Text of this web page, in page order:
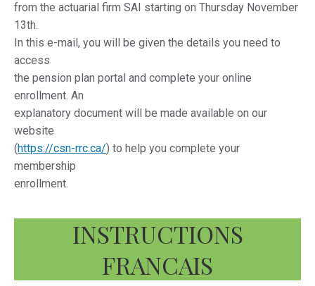
from the actuarial firm SAI starting on Thursday November
13th.
In this e-mail, you will be given the details you need to
access
the pension plan portal and complete your online
enrollment. An
explanatory document will be made available on our
website
(https://csn-rrc.ca/) to help you complete your
membership
enrollment.
INSTRUCTIONS
FRANCAIS